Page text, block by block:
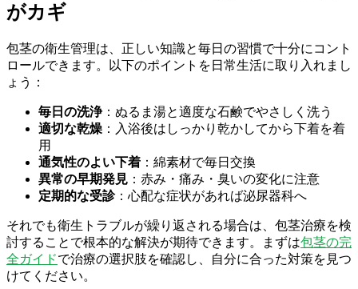
がカギ
包茎の衛生管理は、正しい知識と毎日の習慣で十分にコント
ロールできます。以下のポイントを日常生活に取り入れまし
ょう：
毎日の洗浄：ぬるま湯と適度な石鹸でやさしく洗う
適切な乾燥 ：入浴後はしっかり乾かしてから下着を着
用
通気性のよい下着 ：綿素材で毎日交換
異常の早期発見 ：赤み・痛み・臭いの変化に注意
定期的な受診：心配な症状があれば泌尿器科へ
それでも衛生トラブルが繰り返される場合は、包茎治療を検
討することで根本的な解決が期待できます。まずは包茎の完
全ガイドで治療の選択肢を確認し、自分に合った対策を見つ
けてください。